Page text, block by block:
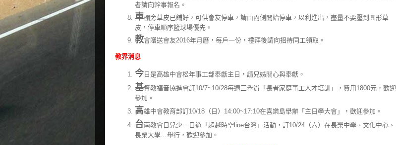
者請向幹事報名。
車棚旁草皮已鋪好，可供會友停車，請由內側開始停車，以利進出，盡量不要壓到圓形草
皮，停車順序籃球場優先。
教會贈送會友2016年月曆，每戶一份，禮拜後請向招待同工領取。
教界消息
今日是高雄中會松年事工部奉獻主日，請兄姊關心與奉獻。
基督教福音協進會訂10/7~10/28每週三舉辦「長者家庭事工人才培訓」，費用1800元，歡迎
參加。
高雄中會教育部訂10/18（日）14:00~17:10在喜樂島舉辦「主日學大會」，歡迎參加。
台南教會日兒少一日遊「超越時空line台灣」活動，訂10/24（六）在長榮中學、文化中心、
長榮大學…舉行，歡迎參加。